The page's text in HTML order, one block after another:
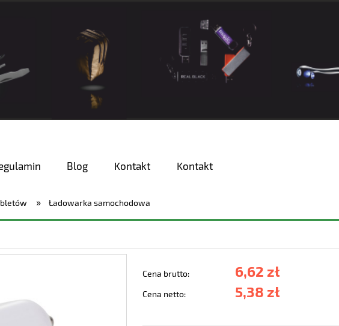
Blog Kontakt Kontakt
» Ładowarka samochodowa
Cena brutto: 6,62 zł
Cena netto: 5,38 zł